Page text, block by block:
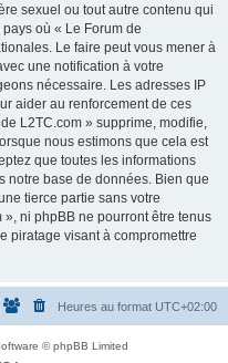
sexuel ou tout autre contenu qui
où « Le Forum de
Le faire peut vous mener à
une notification à votre
nécessaire. Les adresses IP
aider au renforcement de ces
L2TC.com » supprime, modifie,
nous estimons que cela est
que toutes les informations
notre base de données. Bien que
tierce partie sans votre
ni phpBB ne pourront être tenus
piratage visant à compromettre
Heures au format UTC+02:00
© phpBB Limited